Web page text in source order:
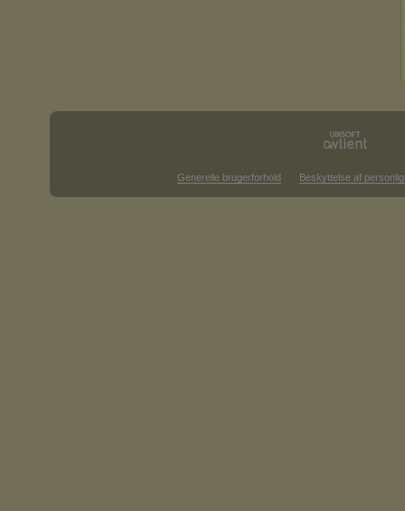
Generelle brugerforhold Beskyttelse af